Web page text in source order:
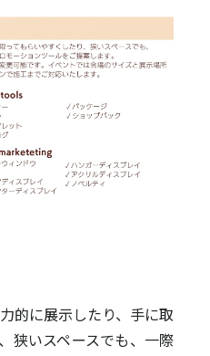
的に展示したり、手に取
狭いスペースでも、一際